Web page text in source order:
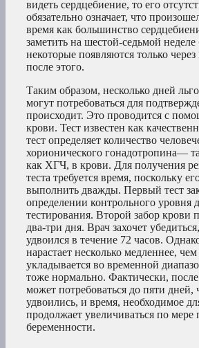
видеть сердцебиение, то его
обязательно означает, что
время как большинство
заметить на шестой-седьмой
некоторые появляются только через
после этого.
Таким образом, несколько дней
могут потребоваться для
происходит. Это проводится с
крови. Тест известен как
тест определяет количество
хорионического гонадотропина—
как ХГЧ, в крови. Для получения
теста требуется время, поскольку
выполнить дважды. Первый тест
определении контрольного уровня
тестирования. Второй забор крови
два-три дня. Врач захочет
удвоился в течение 72 часов.
нарастает несколько медленнее,
укладывается во временной
тоже нормально. Фактически,
может потребоваться до пяти дней,
удвоились, и время, необходимое
продолжает увеличиваться по мере
беременности.